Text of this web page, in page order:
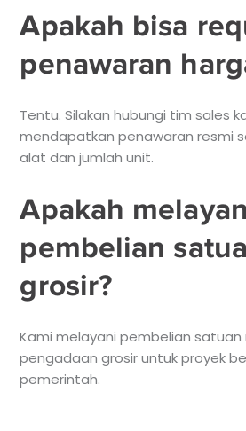
Apakah bisa
penawaran
Tentu. Silakan hubungi tim sales
mendapatkan penawaran resmi
alat dan jumlah unit.
Apakah
pembelian
grosir?
Kami melayani pembelian satuan
pengadaan grosir untuk proyek
pemerintah.